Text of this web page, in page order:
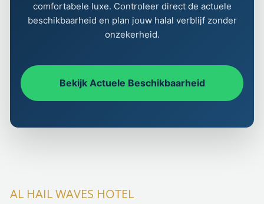
comfortabele luxe. Controleer direct de actuele
beschikbaarheid en plan jouw halal verblijf zonder
onzekerheid.
Bekijk Actuele Beschikbaarheid
AL HAIL WAVES HOTEL